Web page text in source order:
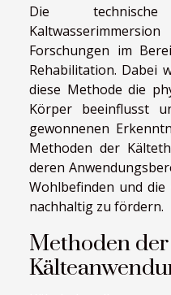
Die
Forschungen im
Rehabilitation. Dabei
diese Methode die
Körper beeinflusst
gewonnenen
Methoden der
deren
Wohlbefinden und die
nachhaltig zu fördern.
Methoden der